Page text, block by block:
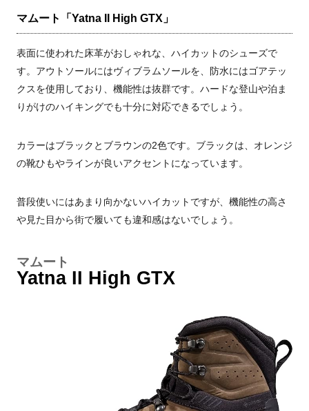
マムート「Yatna II High GTX」
表面に使われた床革がおしゃれな、ハイカットのシューズで
す。アウトソールにはヴィブラムソールを、防水にはゴアテッ
クスを使用しており、機能性は抜群です。ハードな登山や泊ま
りがけのハイキングでも十分に対応できるでしょう。
カラーはブラックとブラウンの2色です。ブラックは、オレンジ
の靴ひもやラインが良いアクセントになっています。
普段使いにはあまり向かないハイカットですが、機能性の高さ
や見た目から街で履いても違和感はないでしょう。
マムート
Yatna II High GTX